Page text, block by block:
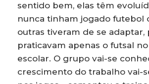
sentido bem, elas têm
nunca tinham jogado futebol
outras tiveram de se adaptar,
praticavam apenas o futsal
escolar. O grupo vai-se
crescimento do trabalho vai-